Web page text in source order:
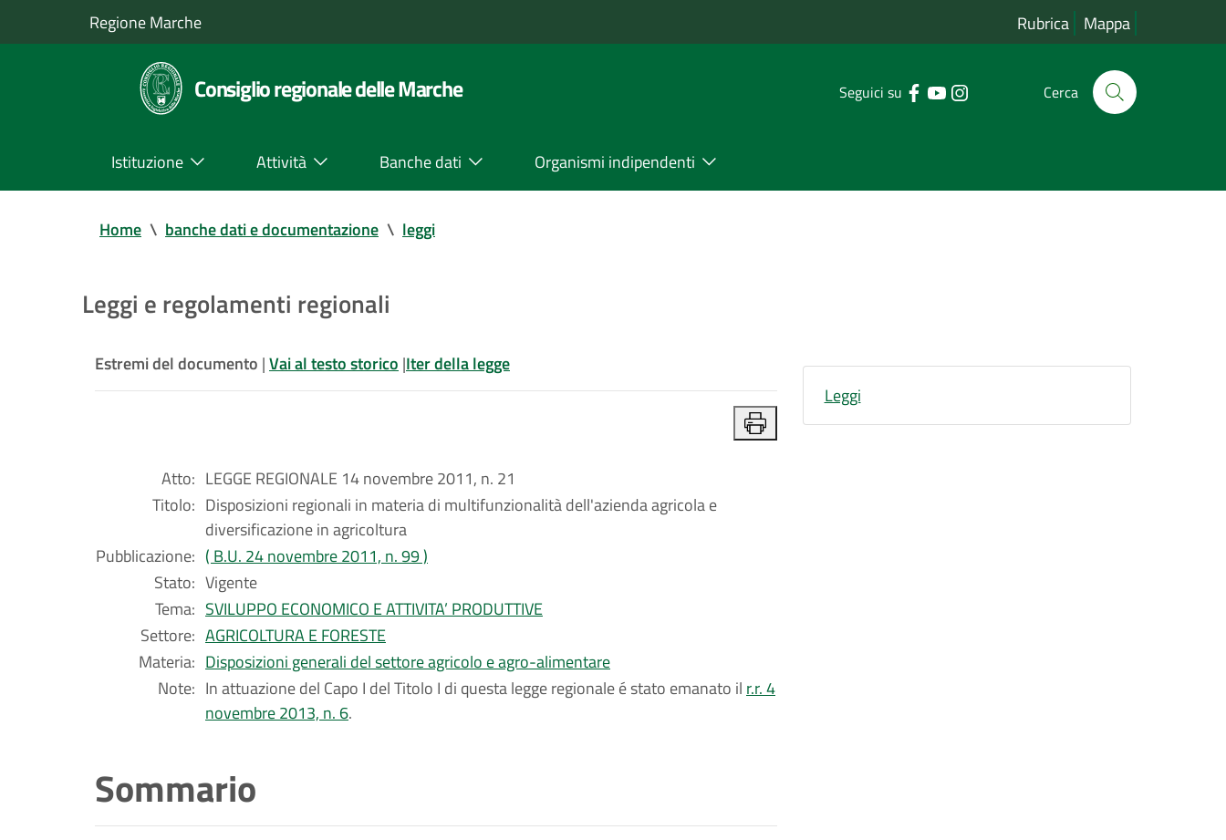
Regione Marche Rubrica Mappa
Consiglio regionale delle Marche Seguici su Cerca
Istituzione Attività Banche dati Organismi indipendenti
Home \ banche dati e documentazione \ leggi
Leggi e regolamenti regionali
Estremi del documento |Vai al testo storico |Iter della legge
Atto: LEGGE REGIONALE 14 novembre 2011, n. 21
Titolo: Disposizioni regionali in materia di multifunzionalità dell'azienda agricola e
diversificazione in agricoltura
Pubblicazione: ( B.U. 24 novembre 2011, n. 99 )
Stato: Vigente
Tema: SVILUPPO ECONOMICO E ATTIVITA’ PRODUTTIVE
Settore: AGRICOLTURA E FORESTE
Materia: Disposizioni generali del settore agricolo e agro-alimentare
Note: In attuazione del Capo I del Titolo I di questa legge regionale é stato emanato il r.r. 4
novembre 2013, n. 6.
Sommario
Leggi